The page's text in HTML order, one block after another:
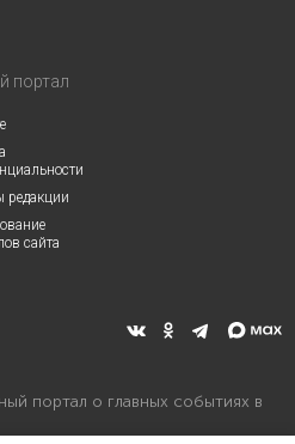
портал
редакции
сайта
портал о главных событиях в